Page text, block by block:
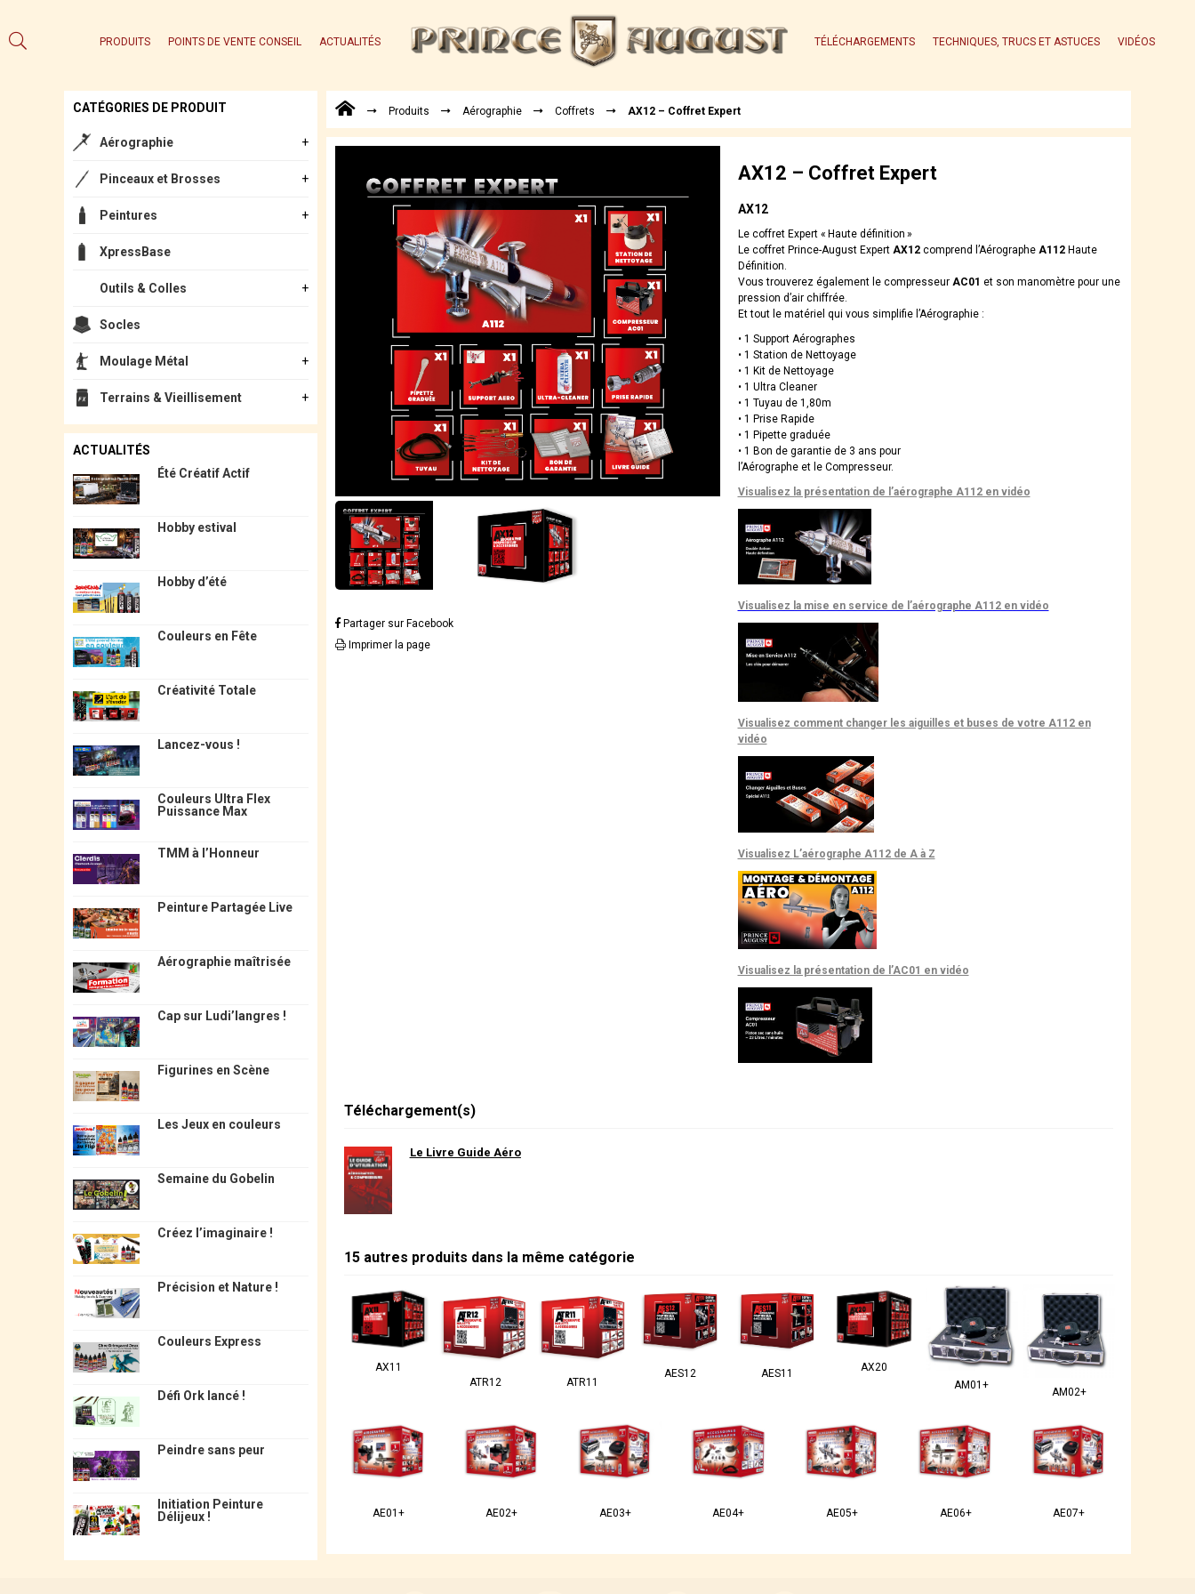
PRODUITS POINTS DE VENTE CONSEIL ACTUALITÉS TÉLÉCHARGEMENTS TECHNIQUES, TRUCS ET ASTUCES VIDÉOS
CATÉGORIES DE PRODUIT
Aérographie
Pinceaux et Brosses
Peintures
XpressBase
Outils & Colles
Socles
Moulage Métal
Terrains & Vieillisement
ACTUALITÉS
Été Créatif Actif
Hobby estival
Hobby d’été
Couleurs en Fête
Créativité Totale
Lancez-vous !
Couleurs Ultra Flex
Puissance Max
TMM à l’Honneur
Peinture Partagée Live
Aérographie maîtrisée
Cap sur Ludi’langres !
Figurines en Scène
Les Jeux en couleurs
Semaine du Gobelin
Créez l’imaginaire !
Précision et Nature !
Couleurs Express
Défi Ork lancé !
Peindre sans peur
Initiation Peinture
Délijeux !
Produits Aérographie Coffrets AX12 – Coffret Expert
Partager sur Facebook
Imprimer la page
AX12 – Coffret Expert
AX12
Le coffret Expert « Haute définition »
Le coffret Prince-August Expert AX12comprend l’Aérographe A112Haute
Définition.
Vous trouverez également le compresseur AC01 et son manomètre pour une
pression d’air chiffrée.
Et tout le matériel qui vous simplifie l’Aérographie :
• 1 Support Aérographes
• 1 Station de Nettoyage
• 1 Kit de Nettoyage
• 1 Ultra Cleaner
• 1 Tuyau de 1,80m
• 1 Prise Rapide
• 1 Pipette graduée
• 1 Bon de garantie de 3 ans pour
l’Aérographe et le Compresseur.
Visualisez la présentation de l’aérographe A112 en vidéo
Visualisez la mise en service de l’aérographe A112 en vidéo
Visualisez comment changer les aiguilles et buses de votre A112 en
vidéo
Visualisez L’aérographe A112 de A à Z
Visualisez la présentation de l’AC01 en vidéo
Téléchargement(s)
Le Livre Guide Aéro
15 autres produits dans la même catégorie
AX11
ATR12
ATR11
AES12 AES11
AX20
AM01+
AM02+
AE01+ AE02+ AE03+ AE04+ AE05+ AE06+ AE07+